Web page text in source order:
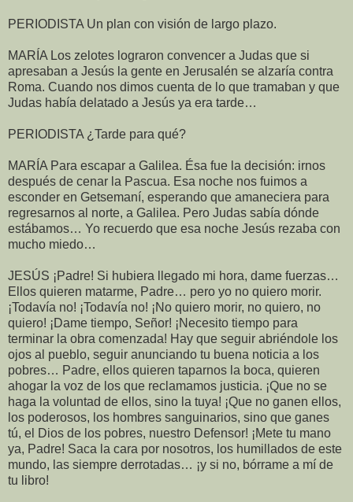
PERIODISTA Un plan con visión de largo plazo.
MARÍA Los zelotes lograron convencer a Judas que si
apresaban a Jesús la gente en Jerusalén se alzaría contra
Roma. Cuando nos dimos cuenta de lo que tramaban y que
Judas había delatado a Jesús ya era tarde…
PERIODISTA ¿Tarde para qué?
MARÍA Para escapar a Galilea. Ésa fue la decisión: irnos
después de cenar la Pascua. Esa noche nos fuimos a
esconder en Getsemaní, esperando que amaneciera para
regresarnos al norte, a Galilea. Pero Judas sabía dónde
estábamos… Yo recuerdo que esa noche Jesús rezaba con
mucho miedo…
JESÚS ¡Padre! Si hubiera llegado mi hora, dame fuerzas…
Ellos quieren matarme, Padre… pero yo no quiero morir.
¡Todavía no! ¡Todavía no! ¡No quiero morir, no quiero, no
quiero! ¡Dame tiempo, Señor! ¡Necesito tiempo para
terminar la obra comenzada! Hay que seguir abriéndole los
ojos al pueblo, seguir anunciando tu buena noticia a los
pobres… Padre, ellos quieren taparnos la boca, quieren
ahogar la voz de los que reclamamos justicia. ¡Que no se
haga la voluntad de ellos, sino la tuya! ¡Que no ganen ellos,
los poderosos, los hombres sanguinarios, sino que ganes
tú, el Dios de los pobres, nuestro Defensor! ¡Mete tu mano
ya, Padre! Saca la cara por nosotros, los humillados de este
mundo, las siempre derrotadas… ¡y si no, bórrame a mí de
tu libro!